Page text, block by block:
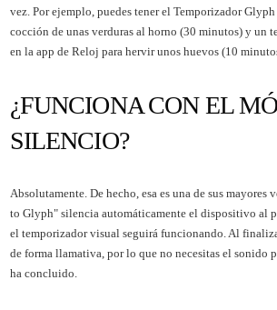
vez. Por ejemplo, puedes tener el Temporizador
cocción de unas verduras al horno (30 minutos) y un
en la app de Reloj para hervir unos huevos (10
¿FUNCIONA CON EL
SILENCIO?
Absolutamente. De hecho, esa es una de sus
to Glyph" silencia automáticamente el dispositivo al
el temporizador visual seguirá funcionando. Al
de forma llamativa, por lo que no necesitas el sonido
ha concluido.